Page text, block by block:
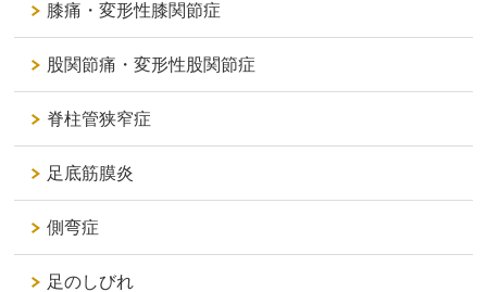
膝痛・変形性膝関節症
股関節痛・変形性股関節症
脊柱管狭窄症
足底筋膜炎
側弯症
足のしびれ